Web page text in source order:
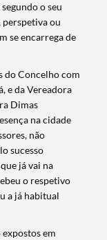
o seu
ou
se encarrega de
do Concelho com
e da Vereadora
Dimas
na cidade
não
sucesso
já vai na
o respetivo
a já habitual
em